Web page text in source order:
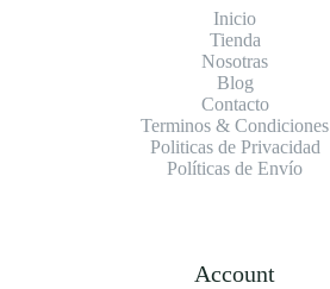
Inicio
Tienda
Nosotras
Blog
Contacto
Terminos & Condiciones
Politicas de Privacidad
Políticas de Envío
Account